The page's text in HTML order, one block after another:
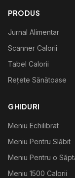
PRODUS
Jurnal Alimentar
Scanner Calorii
Tabel Calorii
Rețete Sănătoase
GHIDURI
Meniu Echilibrat
Meniu Pentru Slăbit
Meniu Pentru o
Meniu 1500 Calorii